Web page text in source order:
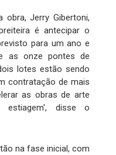
obra, Jerry Gibertoni,
é antecipar o
para um ano e
as onze pontes de
lotes estão sendo
contratação de mais
as obras de arte
estiagem', disse o
na fase inicial, com